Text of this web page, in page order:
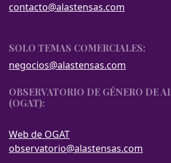
contacto@alastensas.com
SOLO TEMAS COMERCIALES:
negocios@alastensas.com
OBSERVATORIO DE GÉNERO DE
(OGAT):
Web de OGAT
observatorio@alastensas.com